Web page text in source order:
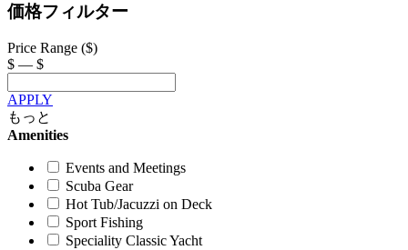
価格フィルター
Price Range ($)
$ — $
APPLY
もっと
Amenities
Events and Meetings
Scuba Gear
Hot Tub/Jacuzzi on Deck
Sport Fishing
Speciality Classic Yacht